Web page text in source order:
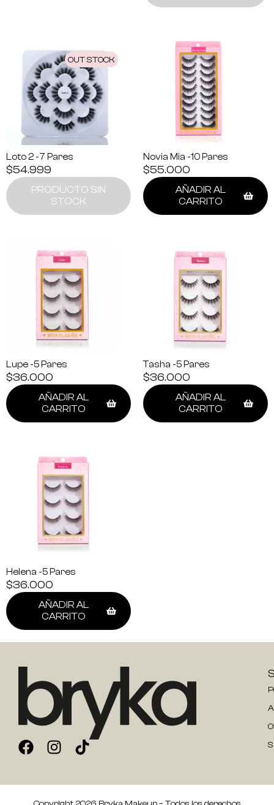
OUT STOCK
Loto 2 -7 Pares
$54.999
PRODUCTO SIN
STOCK
Novia Mia -10 Pares
$55.000
AÑADIR AL
CARRITO
Lupe -5 Pares
$36.000
AÑADIR AL
CARRITO
Tasha -5 Pares
$36.000
AÑADIR AL
CARRITO
Helena -5 Pares
$36.000
AÑADIR AL
CARRITO